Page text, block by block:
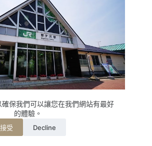
確保我們可以讓您在我們網站有最好
的體驗。
接受 Decline
下一個目的地前進，
搭傳說中的
棒，好期待呀！！！